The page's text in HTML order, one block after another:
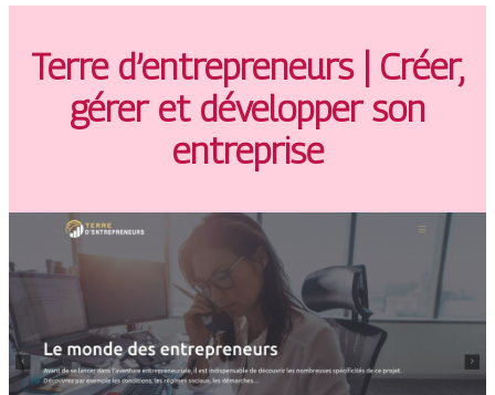
Terre d’entrepreneurs | Créer,
gérer et développer son
entreprise